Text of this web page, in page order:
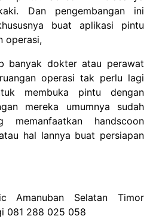
Dan pengembangan ini
buat aplikasi pintu
operasi,
banyak dokter atau perawat
operasi tak perlu lagi
membuka pintu dengan
mereka umumnya sudah
handscoon
hal lannya buat persiapan